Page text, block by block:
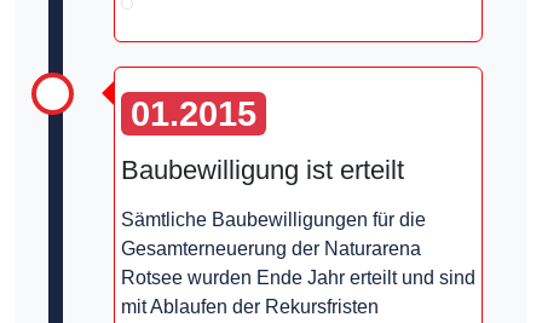
01.2015
Baubewilligung ist erteilt
Sämtliche Baubewilligungen für die
Gesamterneuerung der Naturarena
Rotsee wurden Ende Jahr erteilt und sind
mit Ablaufen der Rekursfristen